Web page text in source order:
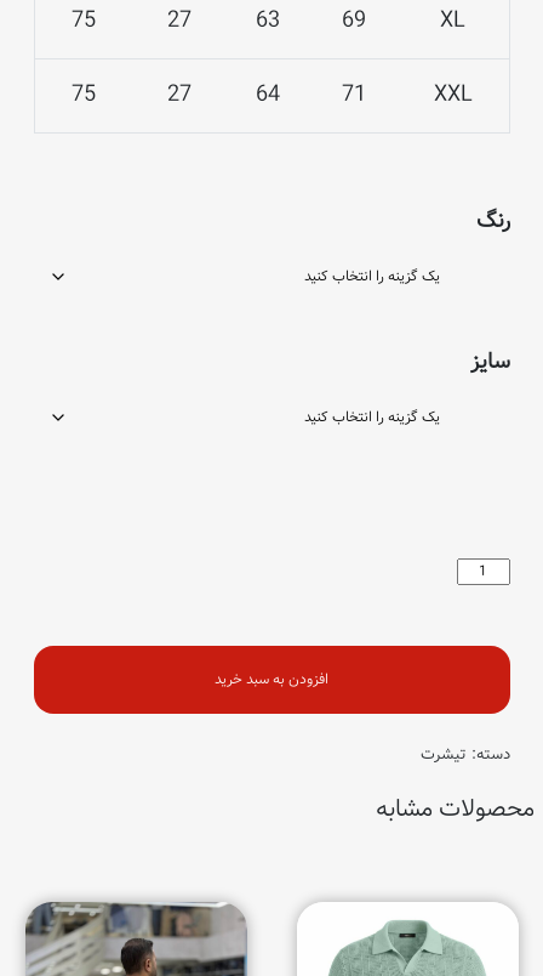
XL
69
63
27
75
XXL
71
64
27
75
رنگ
سایز
تیشرت
808
عدد
افزودن به سبد خرید
دسته: تیشرت
محصولات مشابه